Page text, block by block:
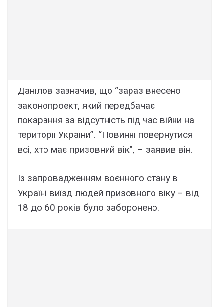
Данілов зазначив, що “зараз внесено
законопроект, який передбачає
покарання за відсутність під час війни на
території України”. “Повинні повернутися
всі, хто має призовний вік”, – заявив він.
Із запровадженням воєнного стану в
Україні виїзд людей призовного віку – від
18 до 60 років було заборонено.